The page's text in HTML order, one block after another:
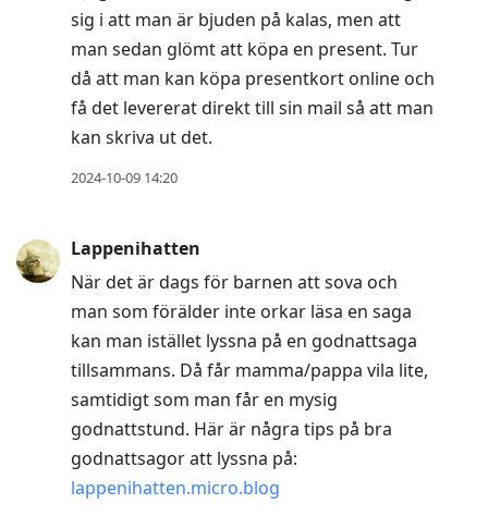
sig i att man är bjuden på kalas, men att
man sedan glömt att köpa en present. Tur
då att man kan köpa presentkort online och
få det levererat direkt till sin mail så att man
kan skriva ut det.
2024-10-09 14:20
Lappenihatten
När det är dags för barnen att sova och
man som förälder inte orkar läsa en saga
kan man istället lyssna på en godnattsaga
tillsammans. Då får mamma/pappa vila lite,
samtidigt som man får en mysig
godnattstund. Här är några tips på bra
godnattsagor att lyssna på:
lappenihatten.micro.blog